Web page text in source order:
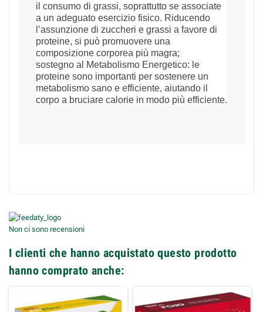
il consumo di grassi, soprattutto se associate
a un adeguato esercizio fisico. Riducendo
l’assunzione di zuccheri e grassi a favore di
proteine, si può promuovere una
composizione corporea più magra;
sostegno al Metabolismo Energetico: le
proteine sono importanti per sostenere un
metabolismo sano e efficiente, aiutando il
corpo a bruciare calorie in modo più efficiente.
Non ci sono recensioni
I clienti che hanno acquistato questo prodotto
hanno comprato anche: